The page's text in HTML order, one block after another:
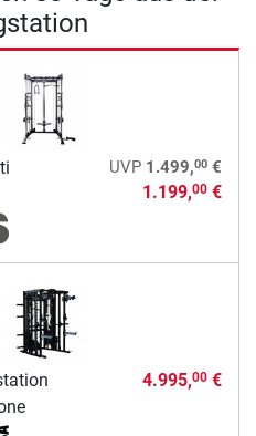
UVP 1.499,00€
1.199,00€
4.995,00€